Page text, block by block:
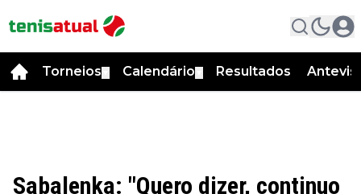
Torneios Calendário Resultados
Sabalenka: "Quero dizer, continuo